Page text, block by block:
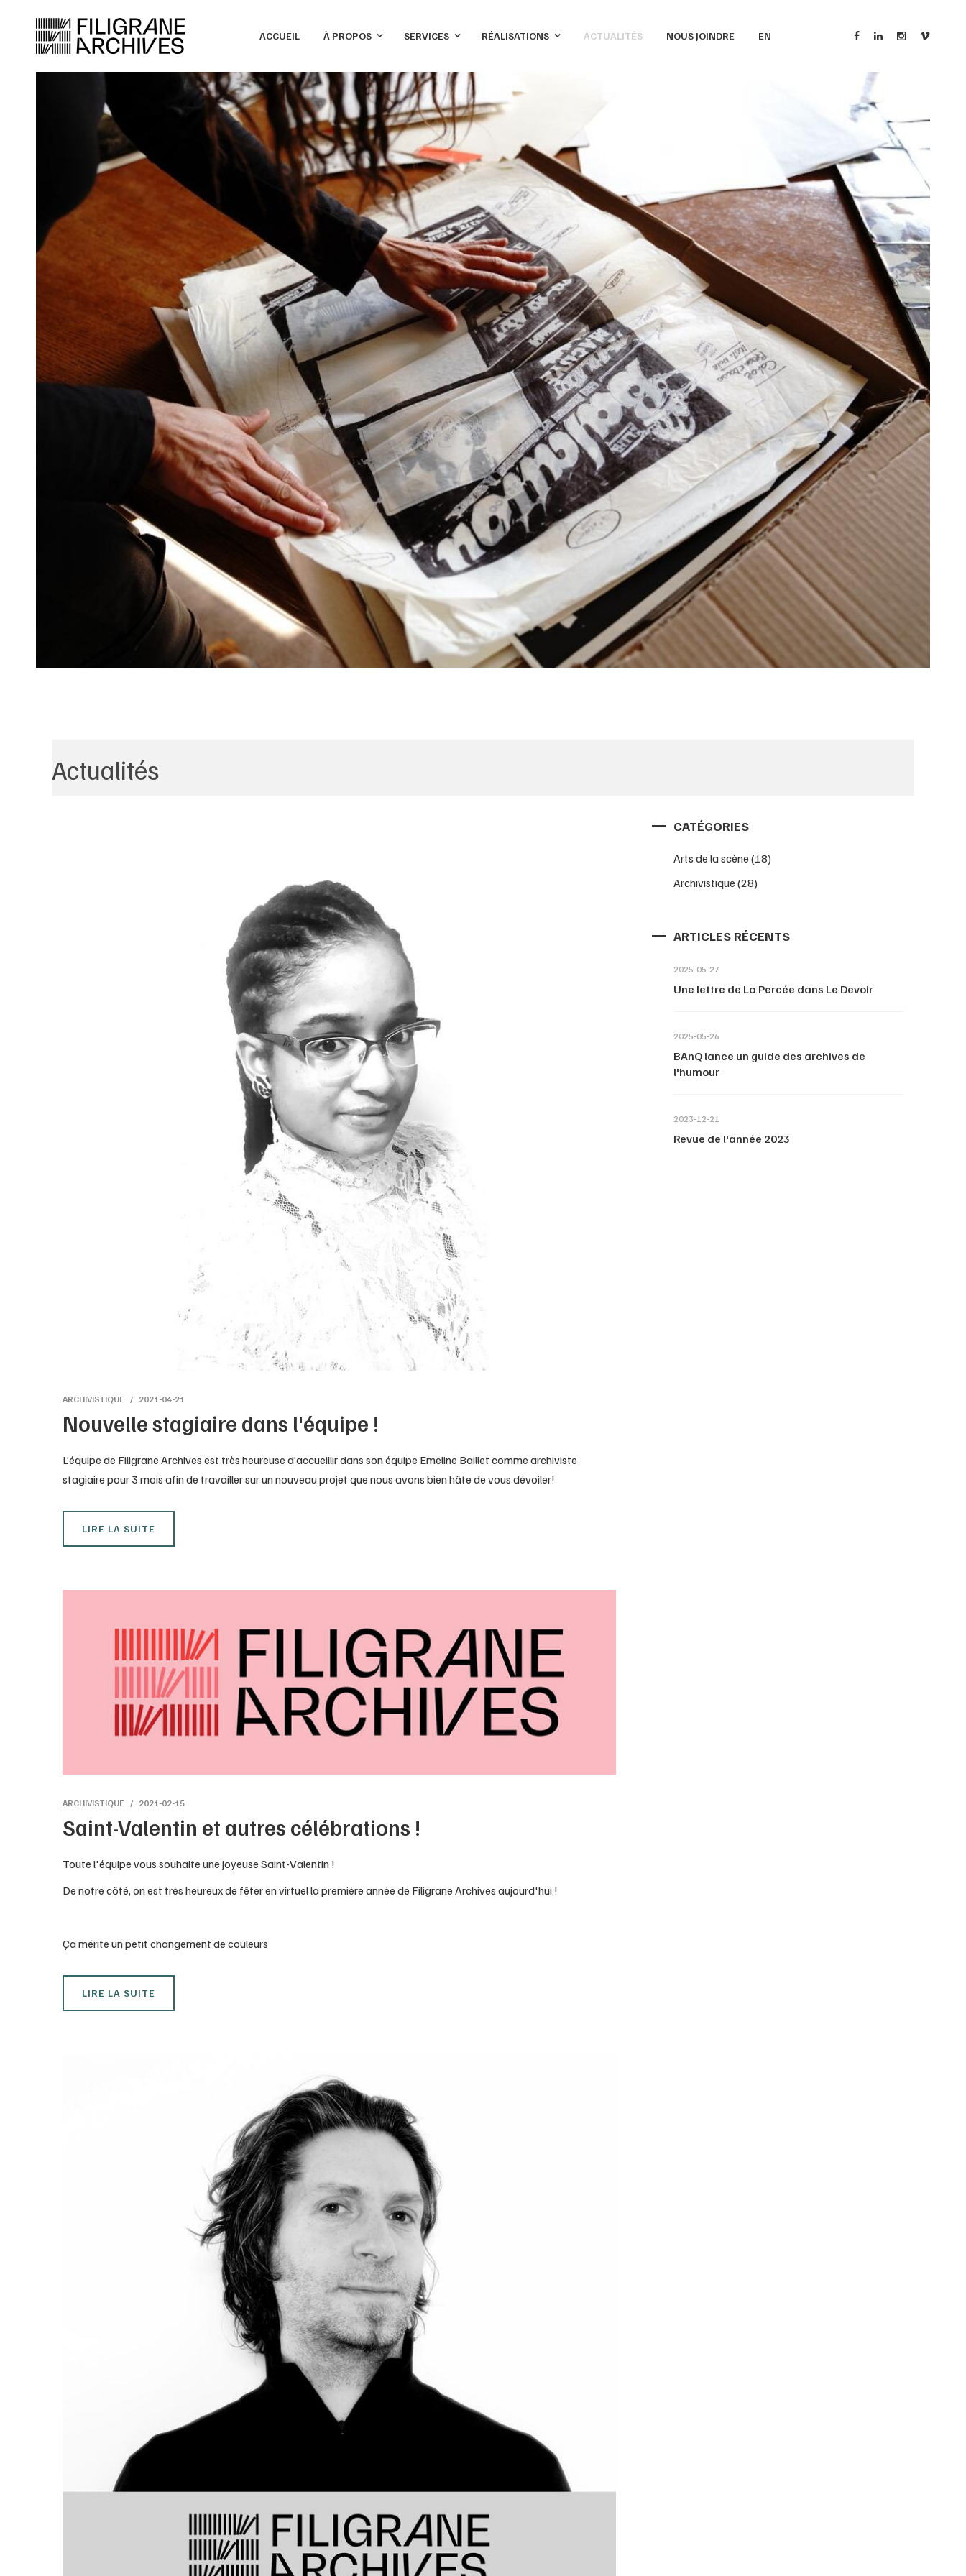
ACCUEIL À PROPOS SERVICES RÉALISATIONS ACTUALITÉS NOUS JOINDRE EN
Actualités
ARCHIVISTIQUE 2021-04-21
Nouvelle stagiaire dans l'équipe !
L’équipe de Filigrane Archives est très heureuse d’accueillir dans son équipe Emeline Baillet comme archiviste
stagiaire pour 3 mois afin de travailler sur un nouveau projet que nous avons bien hâte de vous dévoiler!
LIRE LA SUITE
ARCHIVISTIQUE 2021-02-15
Saint-Valentin et autres célébrations !
Toute l'équipe vous souhaite une joyeuse Saint-Valentin !
De notre côté, on est très heureux de fêter en virtuel la première année de Filigrane Archives aujourd'hui !
Ça mérite un petit changement de couleurs
LIRE LA SUITE
CATÉGORIES
Arts de la scène (18)
Archivistique (28)
ARTICLES RÉCENTS
2025-05-27
Une lettre de La Percée dans Le Devoir
2025-05-26
BAnQ lance un guide des archives de
l'humour
2023-12-21
Revue de l'année 2023